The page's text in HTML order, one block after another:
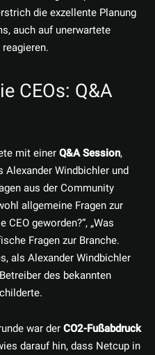
die exzellente Planung
auch auf unerwartete
CEOs: Q&A
mit einerQ&A Session,
Alexander Windbichler und
aus der Community
allgemeine Fragen zur
CEO geworden?“, „Was
Fragen zur Branche.
als Alexander Windbichler
des bekannten
war derCO2-Fußabdruck
darauf hin, dass Netcup in